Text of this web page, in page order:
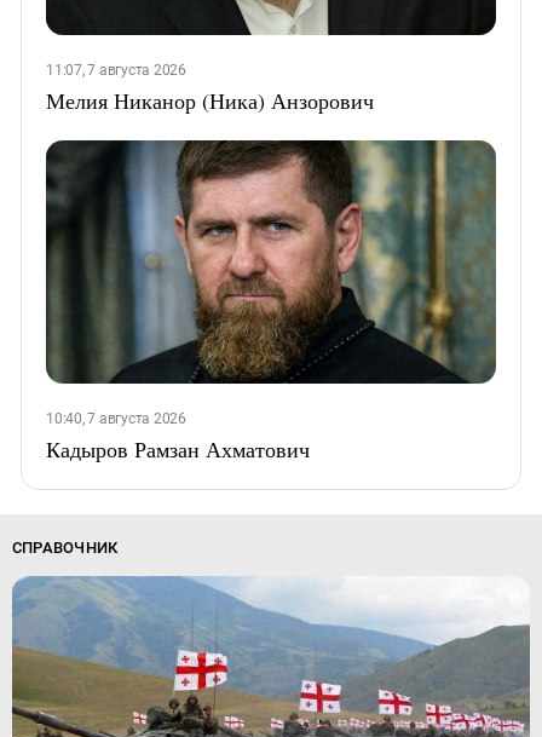
11:07, 7 августа 2026
Мелия Никанор (Ника) Анзорович
10:40, 7 августа 2026
Кадыров Рамзан Ахматович
СПРАВОЧНИК